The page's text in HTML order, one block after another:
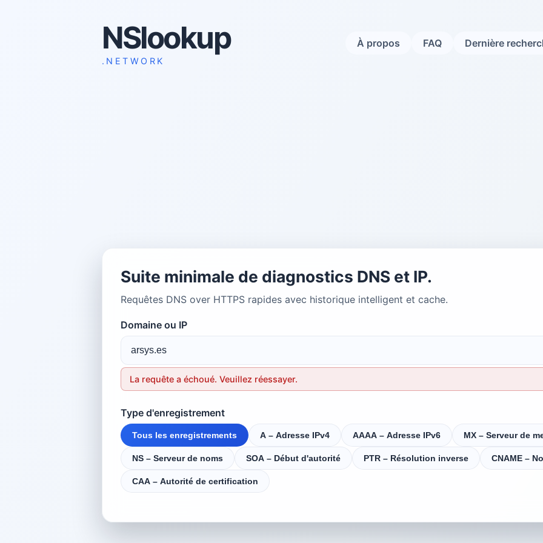
NSlookup
.NETWORK
À propos FAQ Dernière
Suite minimale de diagnostics DNS et IP.
Requêtes DNS over HTTPS rapides avec historique intelligent et cache.
Domaine ou IP
La requête a échoué. Veuillez réessayer.
Type d'enregistrement
Tous les enregistrements A – Adresse IPv4 AAAA – Adresse IPv6 MX – Serveur de
NS – Serveur de noms SOA – Début d'autorité PTR – Résolution inverse CNAME –
CAA – Autorité de certification